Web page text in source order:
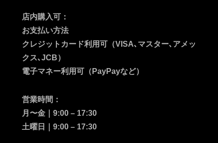
店内購入可：
お支払い方法
クレジットカード利用可（VISA､マスター､アメッ
クス､JCB）
電子マネー利用可（PayPayなど）
営業時間：
月〜金｜ 9:00– 17:30
土曜日｜ 9:00 – 17:30